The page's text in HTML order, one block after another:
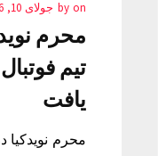
by on جولای 10, 2016
محرم
تیم
یافت
محرم نویدکیا